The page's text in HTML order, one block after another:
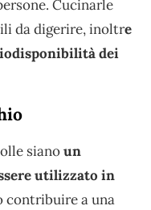
Cucinarle
da digerire, inoltre
dei
sianoun
utilizzato in
contribuire a una